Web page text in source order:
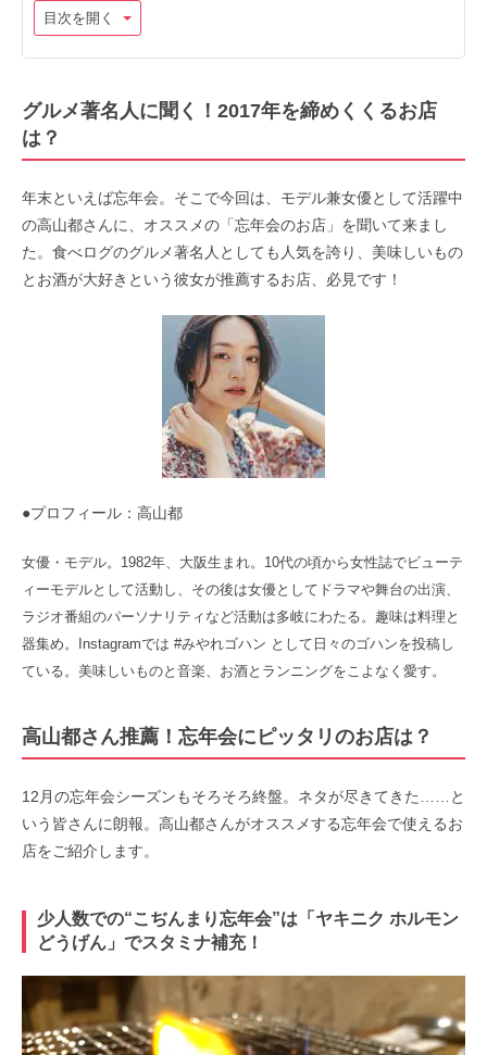
目次を開く
グルメ著名人に聞く！2017年を締めくくるお店
は？
年末といえば忘年会。そこで今回は、モデル兼女優として活躍中
の高山都さんに、オススメの「忘年会のお店」を聞いて来まし
た。食べログのグルメ著名人としても人気を誇り、美味しいもの
とお酒が大好きという彼女が推薦するお店、必見です！
●プロフィール： 高山都
女優・モデル。 1982年、大阪生まれ。 10代の頃から女性誌でビューテ
ィーモデルとして活動し、その後は女優としてドラマや舞台の出演、
ラジオ番組のパーソナリティなど活動は多岐にわたる。 趣味は料理と
器集め。
Instagramでは #みやれゴハン として日々のゴハンを投稿し
ている。 美味しいものと音楽、お酒とランニングをこよなく愛す。
高山都さん推薦！忘年会にピッタリのお店は？
12月の忘年会シーズンもそろそろ終盤。ネタが尽きてきた……と
いう皆さんに朗報。高山都さんがオススメする忘年会で使えるお
店をご紹介します。
少人数での“こぢんまり忘年会”は「ヤキニク ホルモン
どうげん」でスタミナ補充！